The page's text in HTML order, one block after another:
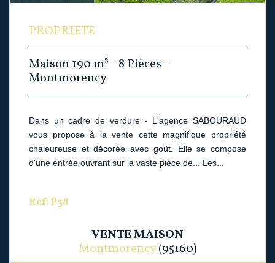
PROPRIETE
Maison 190 m² - 8 Pièces -
Montmorency
Dans un cadre de verdure - L'agence SABOURAUD
vous propose à la vente cette magnifique propriété
chaleureuse et décorée avec goût. Elle se compose
d'une entrée ouvrant sur la vaste pièce de... Les...
Ref: P38
VENTEMAISON
Montmorency(95160)